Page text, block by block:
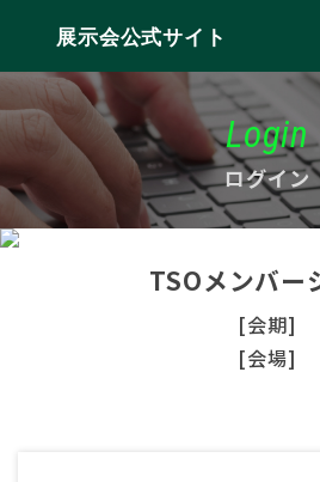
展示会公式サイト
Login
ログイン
TSOメンバー
[会期]
[会場]